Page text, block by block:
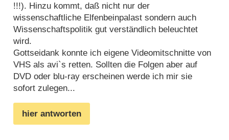
!!!). Hinzu kommt, daß nicht nur der
wissenschaftliche Elfenbeinpalast sondern auch
Wissenschaftspolitik gut verständlich beleuchtet
wird.
Gottseidank konnte ich eigene Videomitschnitte von
VHS als avi`s retten. Sollten die Folgen aber auf
DVD oder blu-ray erscheinen werde ich mir sie
sofort zulegen...
hier antworten